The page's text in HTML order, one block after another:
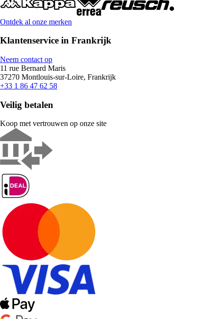
Ontdek al onze merken
Klantenservice in Frankrijk
Neem contact op
11 rue Bernard Maris
37270 Montlouis-sur-Loire, Frankrijk
+33 1 86 47 62 58
Veilig betalen
Koop met vertrouwen op onze site